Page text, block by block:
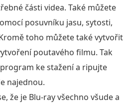
části videa. Také můžete
posuvníku jasu, sytosti,
toho můžete také vytvořit
poutavého filmu. Tak
ke stažení a ripujte
najednou.
že je Blu-ray všechno všude a